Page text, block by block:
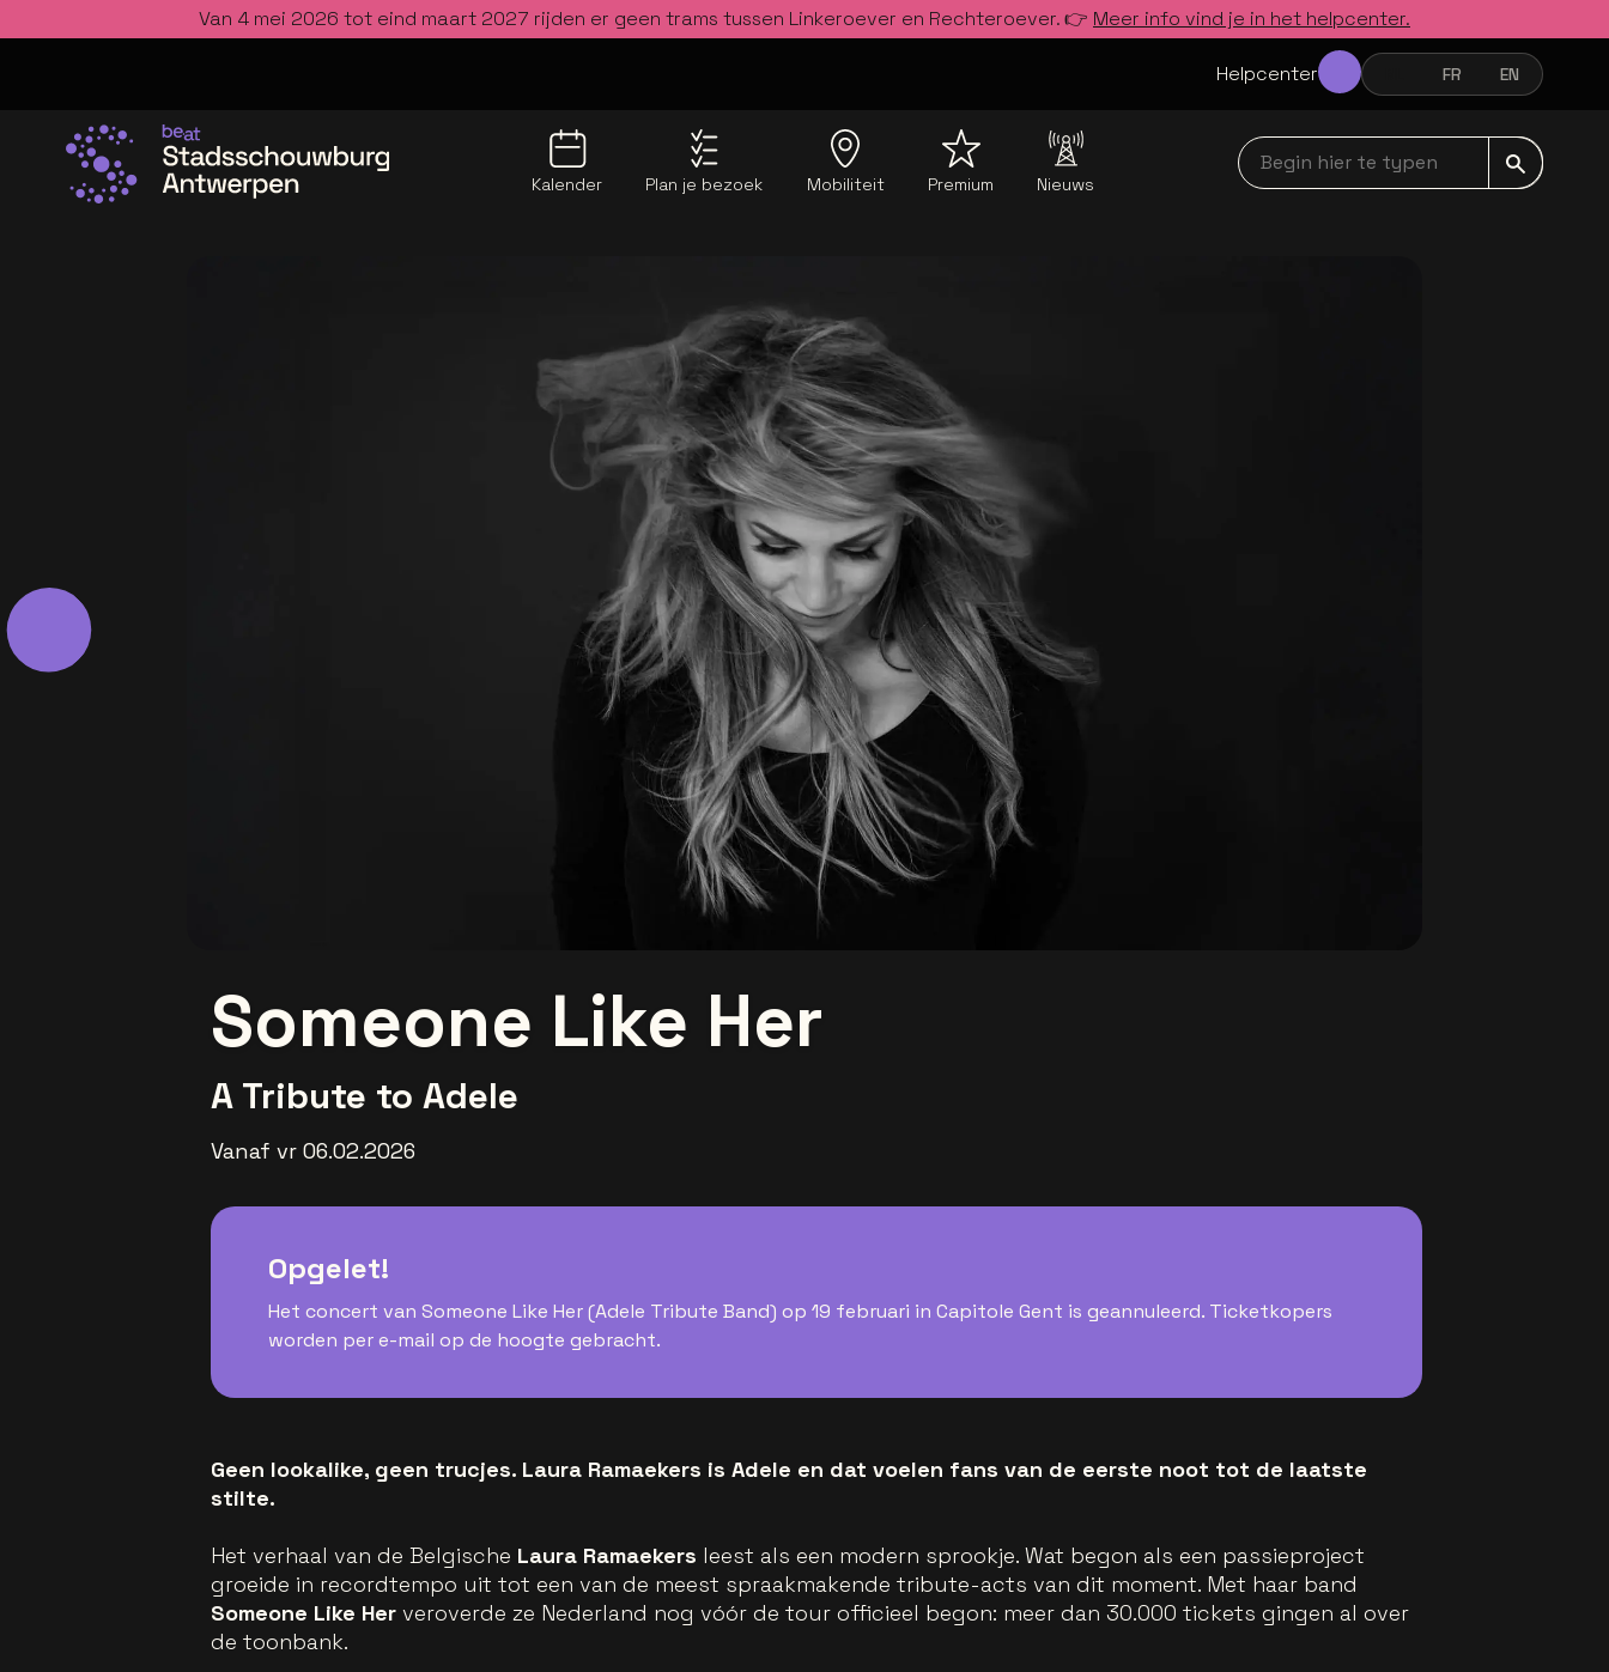
Van 4 mei 2026 tot eind maart 2027 rijden er geen trams tussen Linkeroever en Rechteroever. 👉 Meer info vind je in het helpcenter.
Helpcenter NEDERLANDSFRANÇAIS
FR ENGLISH
EN
Kalender Plan je bezoek Mobiliteit Premium Nieuws
Begin hier te typen navbar
Someone Like Her
A Tribute to Adele
Vanaf vr 06.02.2026
Opgelet!
Het concert van Someone Like Her (Adele Tribute Band) op 19 februari in Capitole Gent is geannuleerd. Ticketkopers
worden per e-mail op de hoogte gebracht.
Geen lookalike, geen trucjes. Laura Ramaekers is Adele en dat voelen fans van de eerste noot tot de laatste
stilte.
Het verhaal van de Belgische Laura Ramaekers leest als een modern sprookje. Wat begon als een passieproject
groeide in recordtempo uit tot een van de meest spraakmakende tribute-acts van dit moment. Met haar band
Someone Like Her veroverde ze Nederland nog vóór de tour officieel begon: meer dan 30.000 tickets gingen al over
de toonbank.